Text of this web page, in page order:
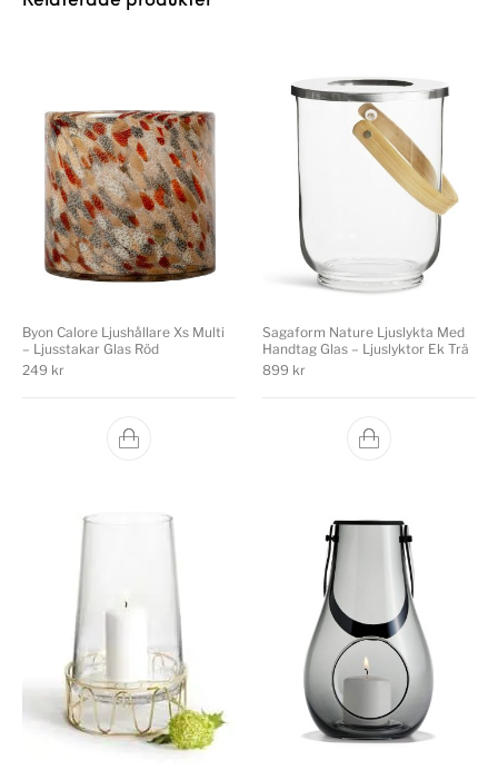
Byon Calore Ljushållare Xs Multi
– Ljusstakar Glas Röd
249 kr
Sagaform Nature Ljuslykta Med
Handtag Glas – Ljuslyktor Ek Trä
899 kr